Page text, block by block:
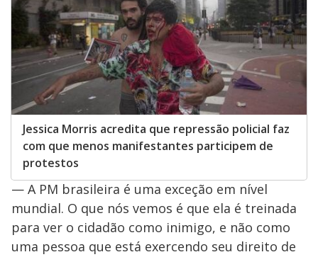
Jessica Morris acredita que repressão policial faz
com que menos manifestantes participem de
protestos
— A PM brasileira é uma exceção em nível
mundial. O que nós vemos é que ela é treinada
para ver o cidadão como inimigo, e não como
uma pessoa que está exercendo seu direito de